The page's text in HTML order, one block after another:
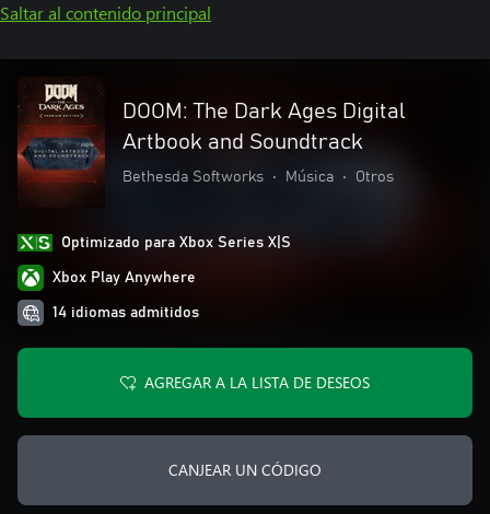
Saltar al contenido principal
DOOM: The Dark Ages Digital
Artbook and Soundtrack
Bethesda Softworks • Música • Otros
Optimizado para Xbox Series X|S
Xbox Play Anywhere
14 idiomas admitidos
AGREGAR A LA LISTA DE DESEOS
CANJEAR UN CÓDIGO